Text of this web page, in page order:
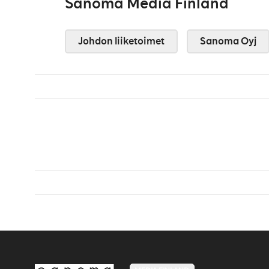
Johdon liiketoimet Sanoma Oyj